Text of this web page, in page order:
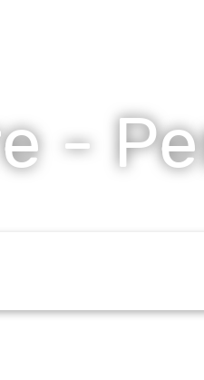
-